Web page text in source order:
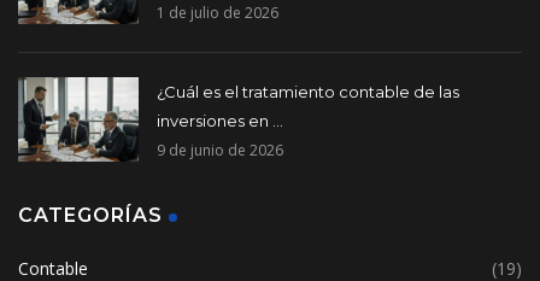
1 de julio de 2026
¿Cuál es el tratamiento contable de las
inversiones en ...
9 de junio de 2026
CATEGORÍAS
Contable
(19)